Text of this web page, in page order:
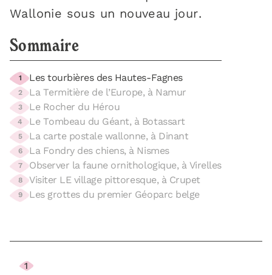
Sommaire
1 Les tourbières des Hautes-Fagnes
2 La Termitière de l’Europe, à Namur
3 Le Rocher du Hérou
4 Le Tombeau du Géant, à Botassart
5 La carte postale wallonne, à Dinant
6 La Fondry des chiens, à Nismes
7 Observer la faune ornithologique, à Virelles
8 Visiter LE village pittoresque, à Crupet
9 Les grottes du premier Géoparc belge
Wallonie sous un nouveau jour.
1